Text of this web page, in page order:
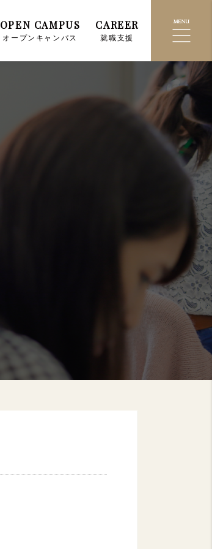
OPEN CAMPUS
オープンキャンパス
CAREER
就職支援